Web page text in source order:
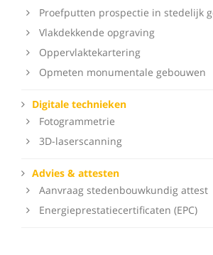
Proefputten prospectie in stedelijk
Vlakdekkende opgraving
Oppervlaktekartering
Opmeten monumentale gebouwen
Digitale technieken
Fotogrammetrie
3D-laserscanning
Advies & attesten
Aanvraag stedenbouwkundig attest
Energieprestatiecertificaten (EPC)